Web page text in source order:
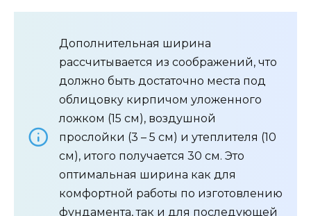
Дополнительная ширина
рассчитывается из соображений, что
должно быть достаточно места под
облицовку кирпичом уложенного
ложком (15 см), воздушной
прослойки (3 – 5 см) и утеплителя (10
см), итого получается 30 см. Это
оптимальная ширина как для
комфортной работы по изготовлению
фундамента, так и для последующей